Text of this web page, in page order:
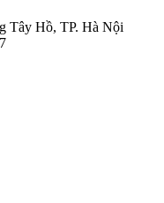
Tây Hồ, TP. Hà Nội